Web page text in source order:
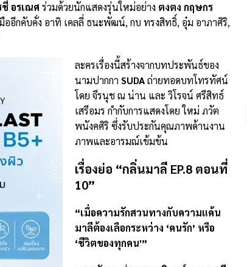
อรเณศร่วมด้วยนักแสดงรุ่นใหม่อย่าง ตงตง กฤษกร
อีกคับคั่ง อาทิ เคลลี่ ธนะพัฒน์, กบ ทรงสิทธิ์, อุ๋ม อาภาศิริ,
ละครเรื่องนี้สร้างจากบทประพันธ์ของ
นามปากกา SUDAถ่ายทอดบทโทรทัศน์
โดย จีรนุช ณ น่าน และ วิโรจน์ ศรีสิทธ์
เสรีอมร กำกับการแสดงโดย ใหม่ ภวัต
พนังคศิริ ซึ่งรับประกันคุณภาพด้านงาน
ภาพและอารมณ์เข้มข้น
เรื่องย่อ “กลิ่นมาลี EP.8 ตอนที่
10”
“เมื่อความรักสวนทางกับความแค้น
มาลีต้องเลือกระหว่าง ‘คนรัก’ หรือ
‘ชีวิตของทุกคน'”